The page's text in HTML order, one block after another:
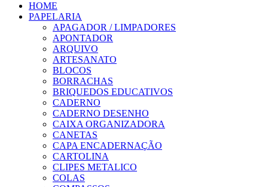
HOME
PAPELARIA
APAGADOR / LIMPADORES
APONTADOR
ARQUIVO
ARTESANATO
BLOCOS
BORRACHAS
BRIQUEDOS EDUCATIVOS
CADERNO
CADERNO DESENHO
CAIXA ORGANIZADORA
CANETAS
CAPA ENCADERNAÇÃO
CARTOLINA
CLIPES METALICO
COLAS